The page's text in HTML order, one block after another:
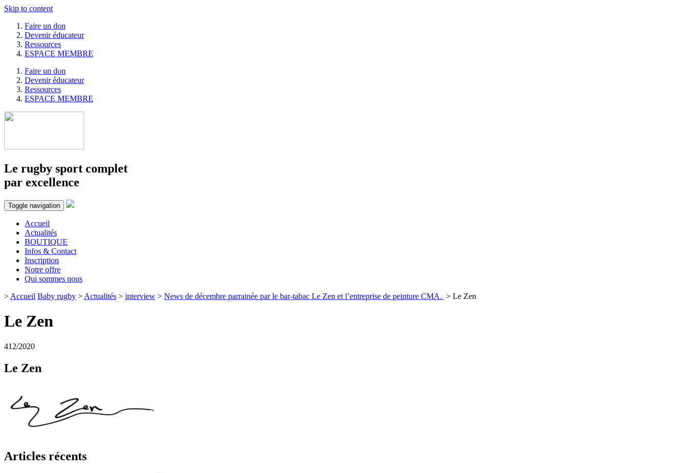
Skip to content
Faire un don
Devenir éducateur
Ressources
ESPACE MEMBRE
Faire un don
Devenir éducateur
Ressources
ESPACE MEMBRE
Le rugby sport complet
par excellence
Toggle navigation
Accueil
Actualités
BOUTIQUE
Infos & Contact
Inscription
Notre offre
Qui sommes nous
> Accueil Baby rugby > Actualités > interview > News de décembre parrainée par le bar-tabac Le Zen et l’entreprise de peinture CMA. > Le Zen
Le Zen
412/2020
Le Zen
Articles récents